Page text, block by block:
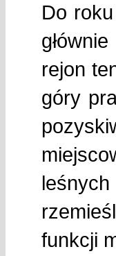
Do
rejon
góry
funkcji